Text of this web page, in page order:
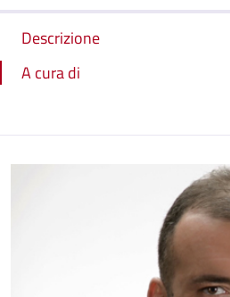
Descrizione
A cura di